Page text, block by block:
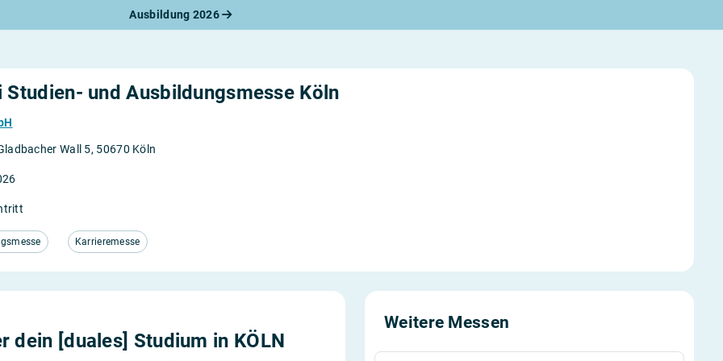
Ausbildung 2026
Bewerbung
Check
Studien- und Ausbildungsmesse Köln
Wall 5, 50670 Köln
Karrieremesse
dein [duales] Studium in KÖLN
Weitere Messen